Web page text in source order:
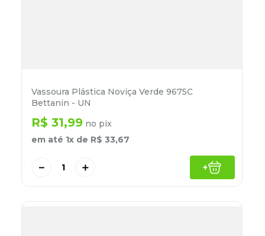
Vassoura Plástica Noviça Verde 9675C
Bettanin - UN
R$ 31,99 no pix
em até 1x de R$ 33,67
＋
－ +